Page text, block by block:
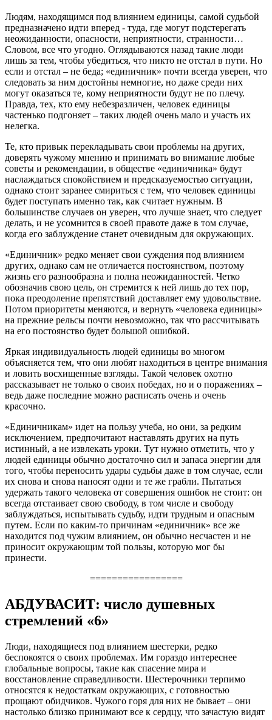
Людям, находящимся под влиянием единицы, самой судьбой
предназначено идти вперед - туда, где могут подстерегать
неожиданности, опасности, неприятности, странности…
Словом, все что угодно. Оглядываются назад такие люди
лишь за тем, чтобы убедиться, что никто не отстал в пути. Но
если и отстал – не беда; «единичник» почти всегда уверен, что
следовать за ним достойны немногие, но даже среди них
могут оказаться те, кому неприятности будут не по плечу.
Правда, тех, кто ему небезразличен, человек единицы
частенько подгоняет – таких людей очень мало и участь их
нелегка.
Те, кто привык перекладывать свои проблемы на других,
доверять чужому мнению и принимать во внимание любые
советы и рекомендации, в обществе «единичника» будут
наслаждаться спокойствием и предсказуемостью ситуации,
однако стоит заранее смириться с тем, что человек единицы
будет поступать именно так, как считает нужным. В
большинстве случаев он уверен, что лучше знает, что следует
делать, и не усомнится в своей правоте даже в том случае,
когда его заблуждение станет очевидным для окружающих.
«Единичник» редко меняет свои суждения под влиянием
других, однако сам не отличается постоянством, поэтому
жизнь его разнообразна и полна неожиданностей. Четко
обозначив свою цель, он стремится к ней лишь до тех пор,
пока преодоление препятствий доставляет ему удовольствие.
Потом приоритеты меняются, и вернуть «человека единицы»
на прежние рельсы почти невозможно, так что рассчитывать
на его постоянство будет большой ошибкой.
Яркая индивидуальность людей единицы во многом
объясняется тем, что они любят находиться в центре внимания
и ловить восхищенные взгляды. Такой человек охотно
рассказывает не только о своих победах, но и о поражениях –
ведь даже последние можно расписать очень и очень
красочно.
«Единичникам» идет на пользу учеба, но они, за редким
исключением, предпочитают наставлять других на путь
истинный, а не извлекать уроки. Тут нужно отметить, что у
людей единицы обычно достаточно сил и запаса энергии для
того, чтобы переносить удары судьбы даже в том случае, если
их снова и снова наносят одни и те же грабли. Пытаться
удержать такого человека от совершения ошибок не стоит: он
всегда отстаивает свою свободу, в том числе и свободу
заблуждаться, испытывать судьбу, идти трудным и опасным
путем. Если по каким-то причинам «единичник» все же
находится под чужим влиянием, он обычно несчастен и не
приносит окружающим той пользы, которую мог бы
принести.
=================
АБДУВАСИТ: число душевных
стремлений «6»
Люди, находящиеся под влиянием шестерки, редко
беспокоятся о своих проблемах. Им гораздо интереснее
глобальные вопросы, такие как спасение мира и
восстановление справедливости. Шестерочники терпимо
относятся к недостаткам окружающих, с готовностью
прощают обидчиков. Чужого горя для них не бывает – они
настолько близко принимают все к сердцу, что зачастую видят